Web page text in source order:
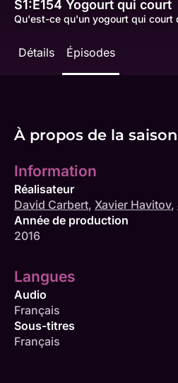
S1:E154 Yogourt qui court
Qu'est-ce qu'un yogourt qui court
Détails Épisodes
À propos de la saison
Information
Réalisateur
David Carbert, Xavier Havitov,
Année de production
2016
Langues
Audio
Français
Sous-titres
Français